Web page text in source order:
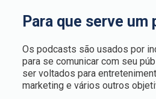
Para que serve um
Os podcasts são usados por
para se comunicar com seu
ser voltados para
marketing e vários outros